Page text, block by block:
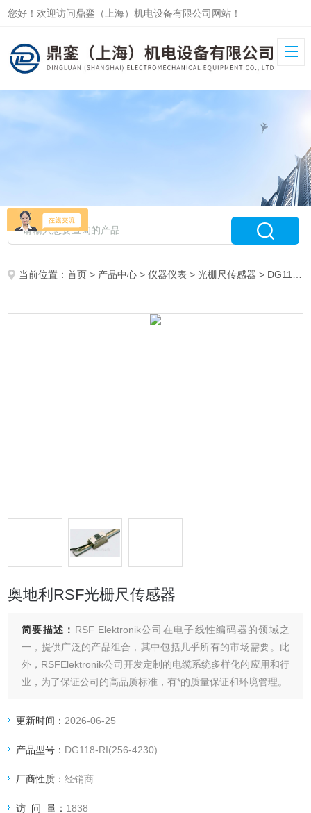
您好！欢迎访问鼎銮（上海）机电设备有限公司网站！
当前位置：首页 > 产品中心 >仪器仪表 >光栅尺传感器 > DG118-RI(256-4230)奥地利RSF光栅尺传感器
奥地利RSF光栅尺传感器
简要描述： RSF Elektronik公司在电子线性编码器的领域之
一，提供广泛的产品组合，其中包括几乎所有的市场需要。此
外，RSFElektronik公司开发定制的电缆系统多样化的应用和行
业，为了保证公司的高品质标准，有*的质量保证和环境管理。
更新时间： 2026-06-25
产品型号： DG118-RI(256-4230)
厂商性质：经销商
访 问 量： 1838